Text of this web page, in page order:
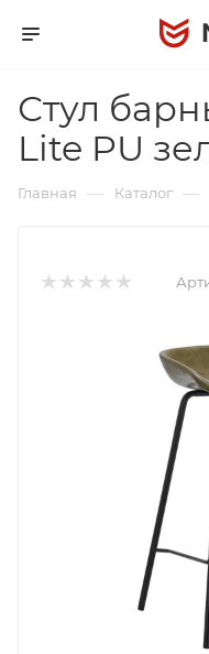
Стул
Lite PU
Главная — Каталог —